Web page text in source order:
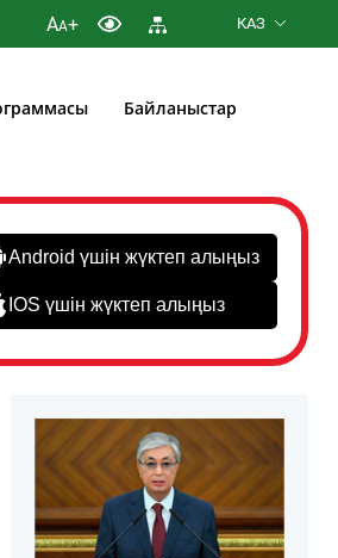
AA+ КАЗ
Байланыстар
Android үшін жүктеп алыңыз
IOS үшін жүктеп алыңыз